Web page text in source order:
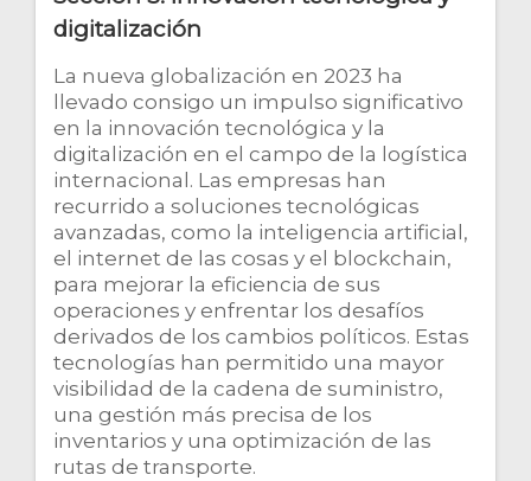
digitalización
La nueva globalización en 2023 ha
llevado consigo un impulso significativo
en la innovación tecnológica y la
digitalización en el campo de la logística
internacional. Las empresas han
recurrido a soluciones tecnológicas
avanzadas, como la inteligencia artificial,
el internet de las cosas y el blockchain,
para mejorar la eficiencia de sus
operaciones y enfrentar los desafíos
derivados de los cambios políticos. Estas
tecnologías han permitido una mayor
visibilidad de la cadena de suministro,
una gestión más precisa de los
inventarios y una optimización de las
rutas de transporte.